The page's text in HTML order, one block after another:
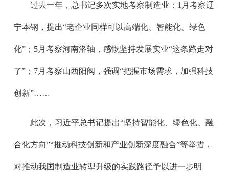
过去一年，总书记多次实地考察制造业：1月考察辽
宁本钢，提出“老企业同样可以高端化、智能化、绿色
化”；5月考察河南洛轴，感慨坚持发展实业“这条路走对
了”；7月考察山西阳阀，强调“把握市场需求，加强科技
创新”……
此次，习近平总书记提出“坚持智能化、绿色化、融
合化方向”“推动科技创新和产业创新深度融合”等举措，
对推动我国制造业转型升级的实践路径予以进一步明